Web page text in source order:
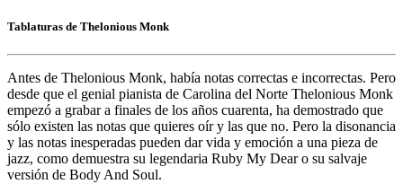
Tablaturas de Thelonious Monk
Antes de Thelonious Monk, había notas correctas e incorrectas. Pero
desde que el genial pianista de Carolina del Norte Thelonious Monk
empezó a grabar a finales de los años cuarenta, ha demostrado que
sólo existen las notas que quieres oír y las que no. Pero la disonancia
y las notas inesperadas pueden dar vida y emoción a una pieza de
jazz, como demuestra su legendaria Ruby My Dear o su salvaje
versión de Body And Soul.